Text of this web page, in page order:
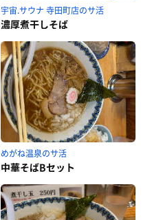
宇宙.サウナ 寺田町店のサ活
濃厚煮干しそば
めがね温泉のサ活
中華そばBセット